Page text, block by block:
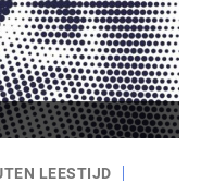
LEESTIJD